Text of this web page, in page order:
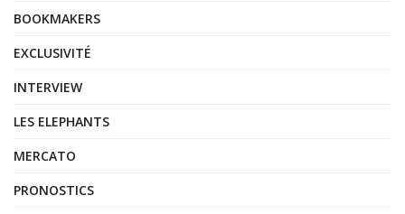
BOOKMAKERS
EXCLUSIVITÉ
INTERVIEW
LES ELEPHANTS
MERCATO
PRONOSTICS